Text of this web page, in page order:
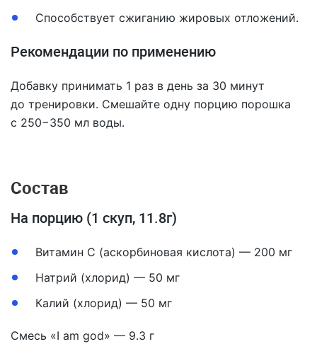
Способствует сжиганию жировых отложений.
Рекомендации по применению
Добавку принимать 1 раз в день за 30 минут
до тренировки. Смешайте одну порцию порошка
с 250−350 мл воды.
Состав
На порцию (1 скуп, 11.8г)
Витамин С (аскорбиновая кислота) — 200 мг
Натрий (хлорид) — 50 мг
Калий (хлорид) — 50 мг
Смесь «I am god» — 9.3 г